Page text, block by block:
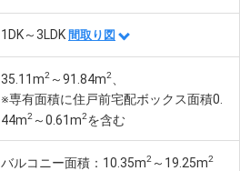
1DK～3LDK 間取り図
35.11m2 ～91.84m2
※専有面積に住戸前宅配ボックス面積0.
44m2 ～0.61m2を含む
バルコニー面積：10.35m2 ～19.25m2